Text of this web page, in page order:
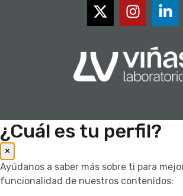
¿Cuál es tu perfil?
×
Ayúdanos a saber más sobre ti para
funcionalidad de nuestros contenidos: